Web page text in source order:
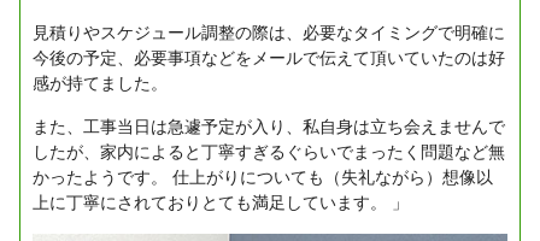
見積りやスケジュール調整の際は、必要なタイミングで明確に
今後の予定、必要事項などをメールで伝えて頂いていたのは好
感が持てました。
また、工事当日は急遽予定が入り、私自身は立ち会えませんで
したが、家内によると丁寧すぎるぐらいでまったく問題など無
かったようです。
仕上がりについても（失礼ながら）想像以
上に丁寧にされておりとても満足しています。 」